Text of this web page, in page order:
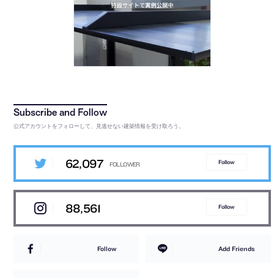
公式アカウントをフォローして、見逃せない建築情報を受け取ろう。
62,097 Follow
88,561 Follow
Follow Add Friends